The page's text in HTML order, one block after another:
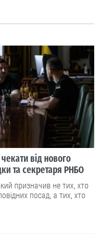
чекати від нового
та секретаря РНБО
призначив не тих, хто
посад, а тих, хто